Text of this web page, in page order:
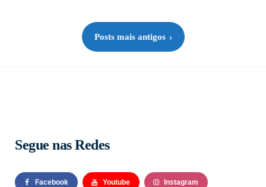
Posts mais antigos
Segue nas Redes
Facebook Youtube Instagram